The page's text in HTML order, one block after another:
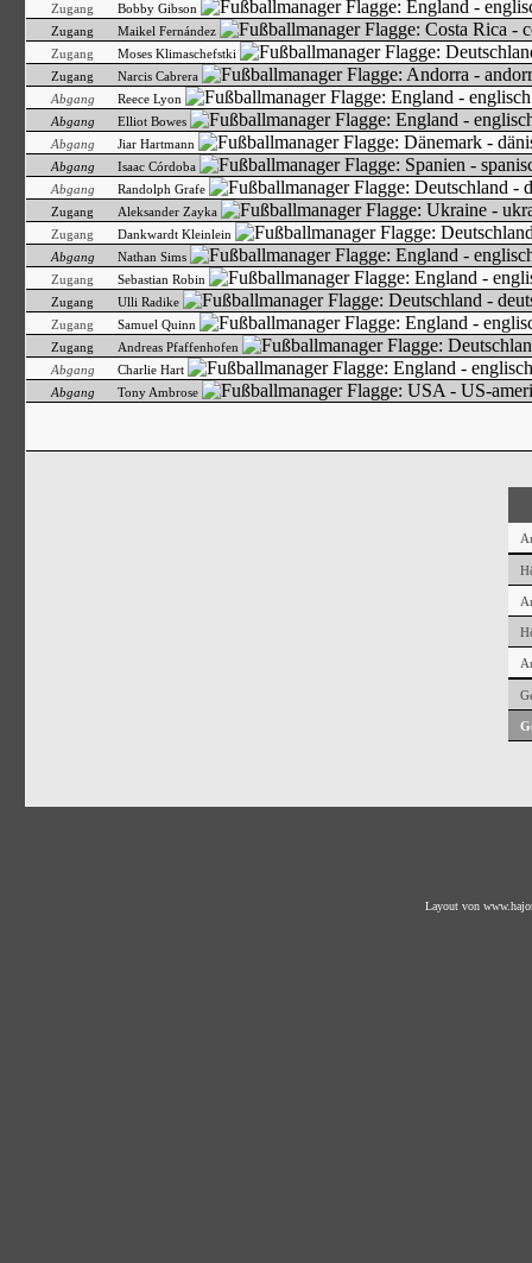
Zugang
Bobby Gibson
Zugang
Maikel Fernández
Zugang
Moses Klimaschefstki
Zugang
Narcis Cabrera
Abgang
Reece Lyon
Abgang
Elliot Bowes
Abgang
Jiar Hartmann
Abgang
Isaac Córdoba
Abgang
Randolph Grafe
Zugang
Aleksander Zayka
Zugang
Dankwardt Kleinlein
Abgang
Nathan Sims
Zugang
Sebastian Robin
Zugang
Ulli Radike
Zugang
Samuel Quinn
Zugang
Andreas Pfaffenhofen
Abgang
Charlie Hart
Abgang
Tony Ambrose
Layout von